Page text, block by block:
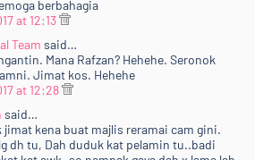
berbahagia
at 12:13
Team said…
Mana Rafzan? Hehehe. Seronok
Jimat kos. Hehehe
at 12:28
said…
jimat kena buat majlis reramai cam gini.
dh tu, Dah duduk kat pelamin tu..badi